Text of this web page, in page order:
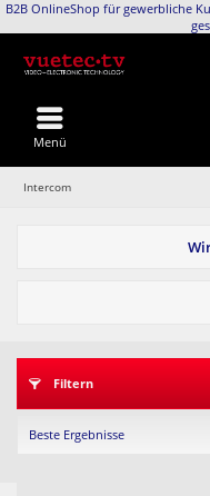
B2B OnlineShop für gewerbliche
Menü
Intercom
Filtern